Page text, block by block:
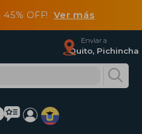
45% OFF! Ver más
Enviar a
Quito, Pichincha